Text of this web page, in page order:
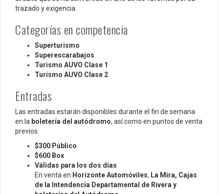
trazado y exigencia.
Categorías en competencia
Superturismo
Superescarabajos
Turismo AUVO Clase 1
Turismo AUVO Clase 2
Entradas
Las entradas estarán disponibles durante el fin de semana
en la boletería del autódromo, así como en puntos de venta
previos:
$300 Público
$600 Box
Válidas para los dos días
En venta en Horizonte Automóviles, La Mira, Cajas
de la Intendencia Departamental de Rivera y